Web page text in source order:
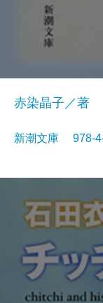
赤染晶子／著
新潮文庫 978-